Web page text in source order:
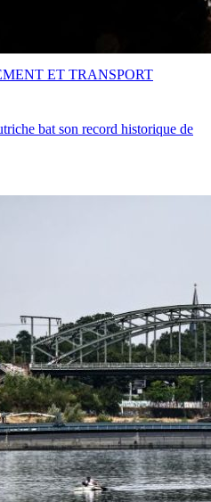
bat son record historique de
ET TRANSPORT